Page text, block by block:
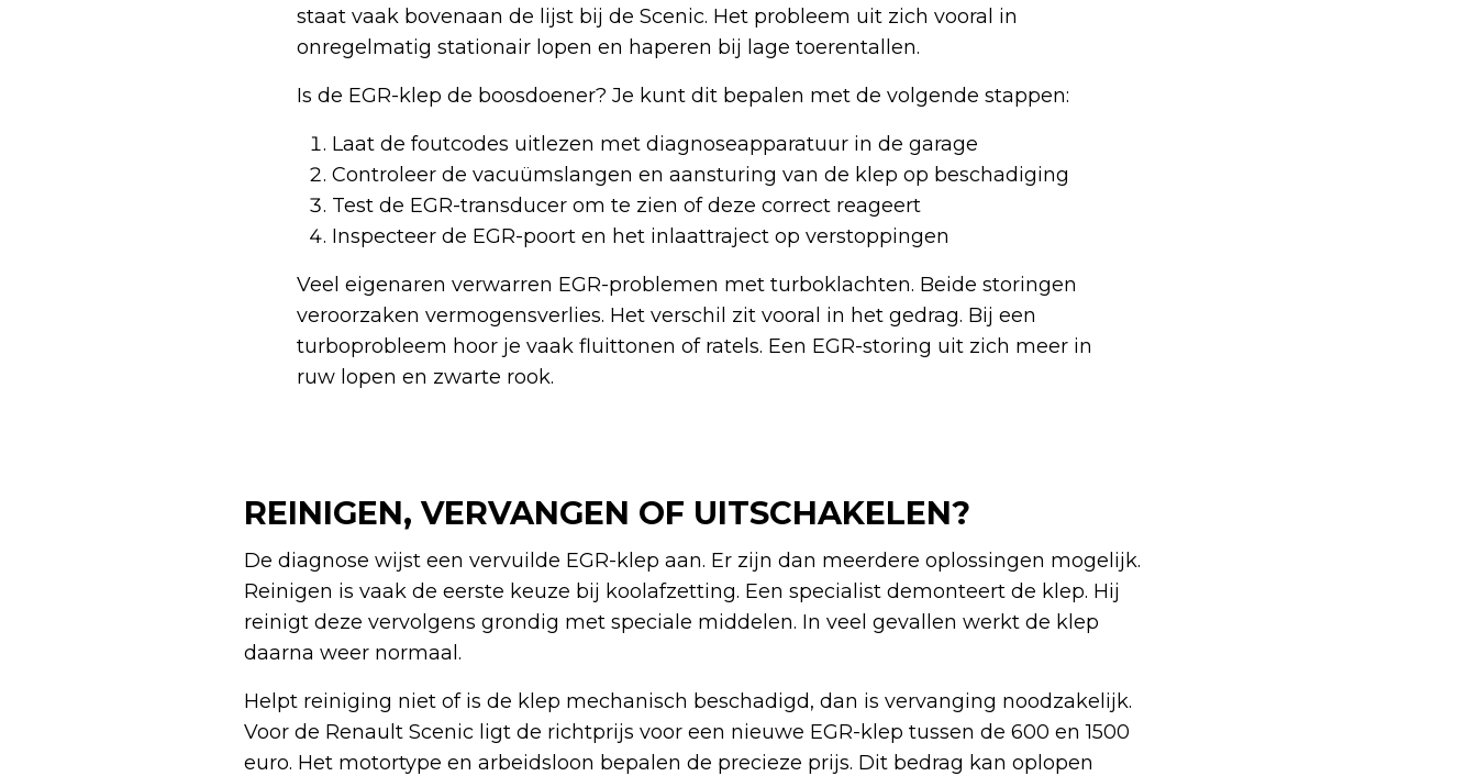
staat vaak bovenaan de lijst bij de Scenic. Het probleem uit zich vooral in
onregelmatig stationair lopen en haperen bij lage toerentallen.
Is de EGR-klep de boosdoener? Je kunt dit bepalen met de volgende stappen:
Laat de foutcodes uitlezen met diagnoseapparatuur in de garage
Controleer de vacuümslangen en aansturing van de klep op beschadiging
Test de EGR-transducer om te zien of deze correct reageert
Inspecteer de EGR-poort en het inlaattraject op verstoppingen
Veel eigenaren verwarren EGR-problemen met turboklachten. Beide storingen
veroorzaken vermogensverlies. Het verschil zit vooral in het gedrag. Bij een
turboprobleem hoor je vaak fluittonen of ratels. Een EGR-storing uit zich meer in
ruw lopen en zwarte rook.
REINIGEN, VERVANGEN OF UITSCHAKELEN?
De diagnose wijst een vervuilde EGR-klep aan. Er zijn dan meerdere oplossingen mogelijk.
Reinigen is vaak de eerste keuze bij koolafzetting. Een specialist demonteert de klep. Hij
reinigt deze vervolgens grondig met speciale middelen. In veel gevallen werkt de klep
daarna weer normaal.
Helpt reiniging niet of is de klep mechanisch beschadigd, dan is vervanging noodzakelijk.
Voor de Renault Scenic ligt de richtprijs voor een nieuwe EGR-klep tussen de 600 en 1500
euro. Het motortype en arbeidsloon bepalen de precieze prijs. Dit bedrag kan oplopen